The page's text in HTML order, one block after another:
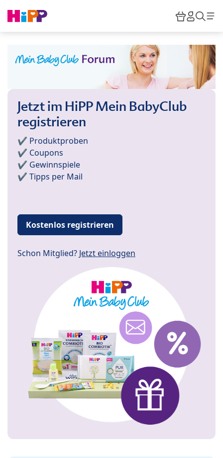
HiPP
Jetzt im HiPP Mein BabyClub
registrieren
✔️ Produktproben
✔️ Coupons
✔️ Gewinnspiele
✔️ Tipps per Mail
Kostenlos registrieren
Schon Mitglied? Jetzt einloggen